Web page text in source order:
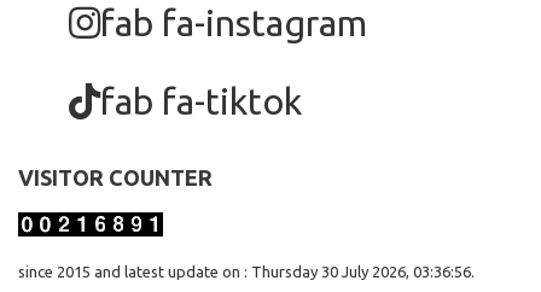
fab fa-instagram
fab fa-tiktok
VISITOR COUNTER
since 2015 and latest update on : Thursday 30 July 2026, 03:36:56.